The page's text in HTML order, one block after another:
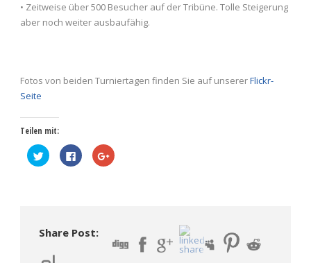
• Zeitweise über 500 Besucher auf der Tribüne. Tolle Steigerung
aber noch weiter ausbaufähig.
Fotos von beiden Turniertagen finden Sie auf unsererFlickr-
Seite
Teilen mit:
Klick,
um
Fenster
geöffnet)
Klick,
um
Fenster
geöffnet)
Zum
Teilen
Share Post: